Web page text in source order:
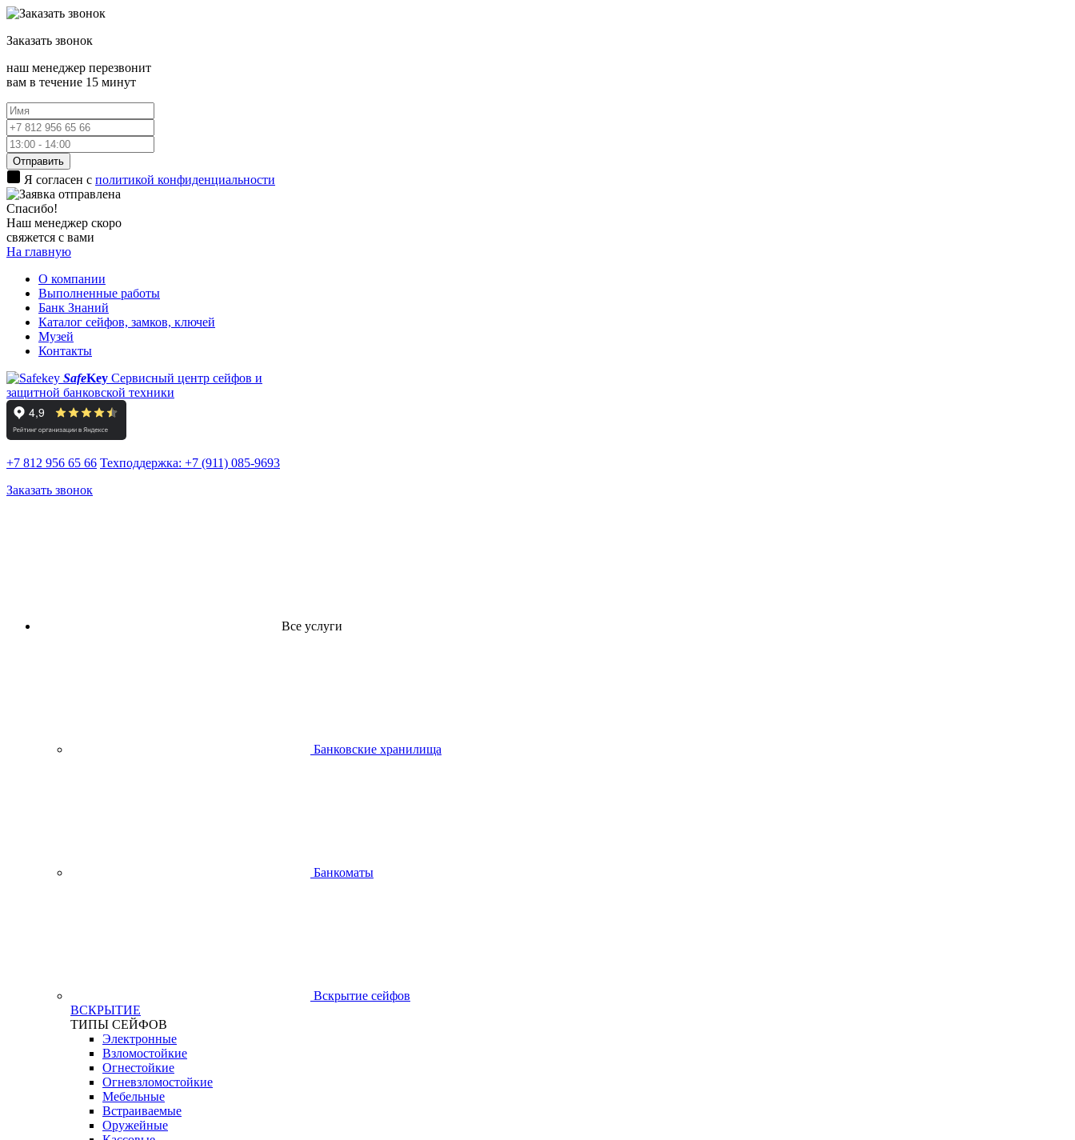
Заказать звонок
наш менеджер перезвонит
вам в течение 15 минут
Отправить
Я согласен с политикой конфиденциальности
Спасибо!
Наш менеджер скоро
свяжется с вами
На главную
О компании
Выполненные работы
Банк Знаний
Каталог сейфов, замков, ключей
Музей
Контакты
SafeKey Сервисный центр сейфов и
защитной банковской техники
+7 812 956 65 66 Техподдержка: +7 (911) 085-9693
Заказать звонок
Все услуги
Банковские хранилища
Банкоматы
Вскрытие сейфов
ВСКРЫТИЕ
ТИПЫ СЕЙФОВ
Электронные
Взломостойкие
Огнестойкие
Огневзломостойкие
Мебельные
Встраиваемые
Оружейные